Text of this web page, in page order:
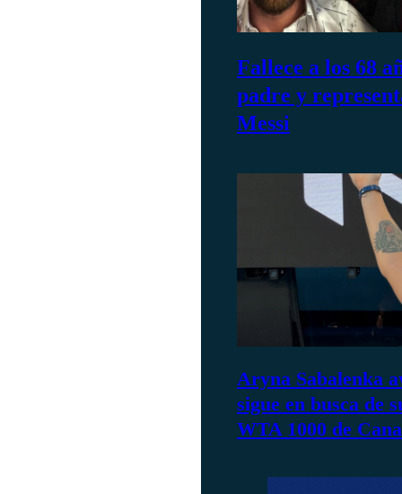
Fallece a los 68
padre y
Messi
Aryna Sabalenka
sigue en busca de
WTA 1000 de